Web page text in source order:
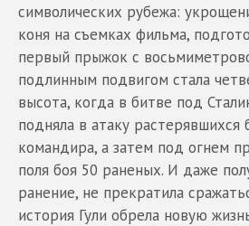
символических рубежа:
коня на съемках фильма,
первый прыжок с
подлинным подвигом стала
высота, когда в битве под
подняла в атаку
командира, а затем под огнем
поля боя 50 раненых. И даже
ранение, не прекратила
история Гули обрела новую